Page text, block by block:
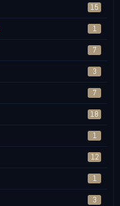
15
1
7
3
7
18
1
12
1
3